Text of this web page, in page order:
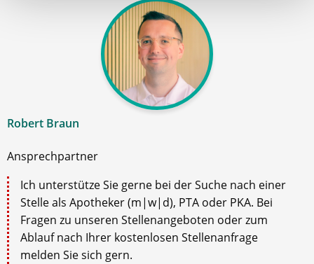
Robert Braun
Ansprechpartner
Ich unterstütze Sie gerne bei der Suche nach einer
Stelle als Apotheker (m|w|d), PTA oder PKA. Bei
Fragen zu unseren Stellenangeboten oder zum
Ablauf nach Ihrer kostenlosen Stellenanfrage
melden Sie sich gern.